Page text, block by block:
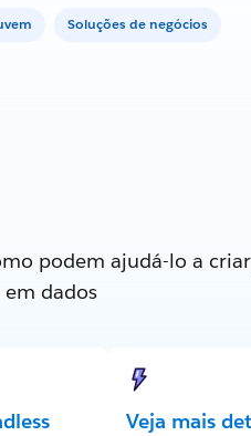
Soluções de negócios
podem ajudá-lo a
em dados
Veja mais